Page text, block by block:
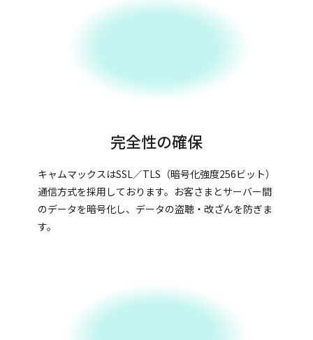
完全性の確保
キャムマックスはSSL／TLS（暗号化強度256ビット）
通信方式を採用しております。お客さまとサーバー間
のデータを暗号化し、データの盗聴・改ざんを防ぎま
す。